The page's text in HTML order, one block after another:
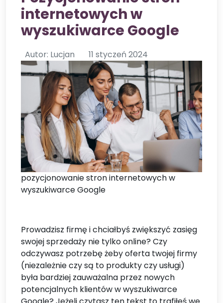
internetowych w
wyszukiwarce Google
Autor: Lucjan 11 styczeń 2024
pozycjonowanie stron internetowych w
wyszukiwarce Google
Prowadzisz firmę i chciałbyś zwiększyć zasięg
swojej sprzedaży nie tylko online? Czy
odczywasz potrzebę żeby oferta twojej firmy
(niezależnie czy są to produkty czy usługi)
była bardziej zauważalna przez nowych
potencjalnych klientów w wyszukiwarce